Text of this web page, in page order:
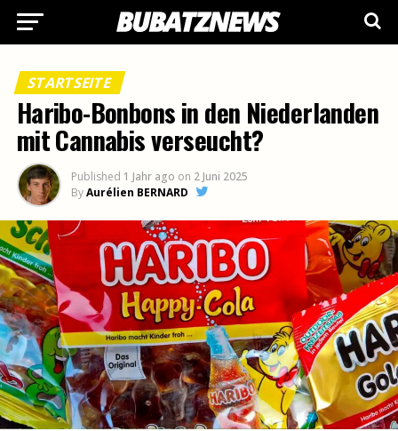
STARTSEITE
Haribo-Bonbons in den Niederlanden
mit Cannabis verseucht?
Published 1 Jahr ago on 2 Juni 2025
ByAurélien BERNARD